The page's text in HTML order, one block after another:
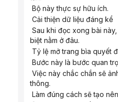
Bộ này thực sự hữu ích.
Cải thiện dữ liệu đáng kể
biệt nằm ở đâu.
Tỷ lệ mở trang bìa quyết
Bước này là bước quan
thông.
Làm đúng cách sẽ tạo